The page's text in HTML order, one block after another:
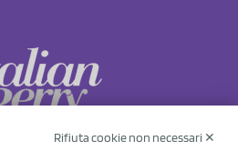
Rifiuta cookie non necessari ✕